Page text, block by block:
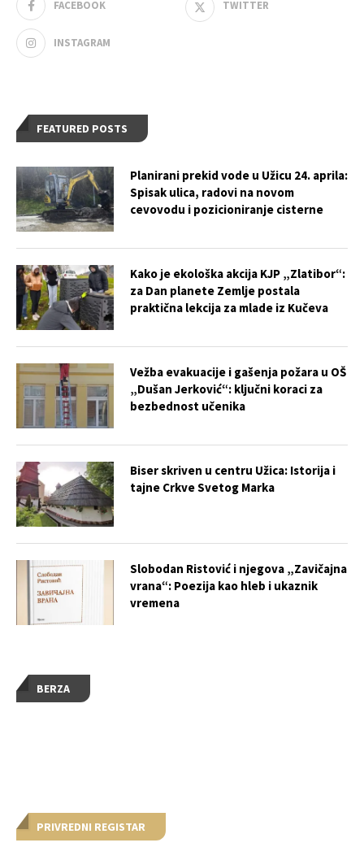
BERZA
PRIVREDNI REGISTAR
FACEBOOK TWITTER
INSTAGRAM
FEATURED POSTS
Planirani prekid vode u Užicu 24. aprila:
Spisak ulica, radovi na novom
cevovodu i pozicioniranje cisterne
Kako je ekološka akcija KJP „Zlatibor“:
za Dan planete Zemlje postala
praktična lekcija za mlade iz Kučeva
Vežba evakuacije i gašenja požara u OŠ
„Dušan Jerković“: ključni koraci za
bezbednost učenika
Biser skriven u centru Užica: Istorija i
tajne Crkve Svetog Marka
Slobodan Ristović i njegova „Zavičajna
vrana“: Poezija kao hleb i ukaznik
vremena